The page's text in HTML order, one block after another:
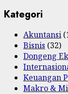
Kategori
Akuntansi
Bisnis (32)
Dongeng
Keuangan
Makro &